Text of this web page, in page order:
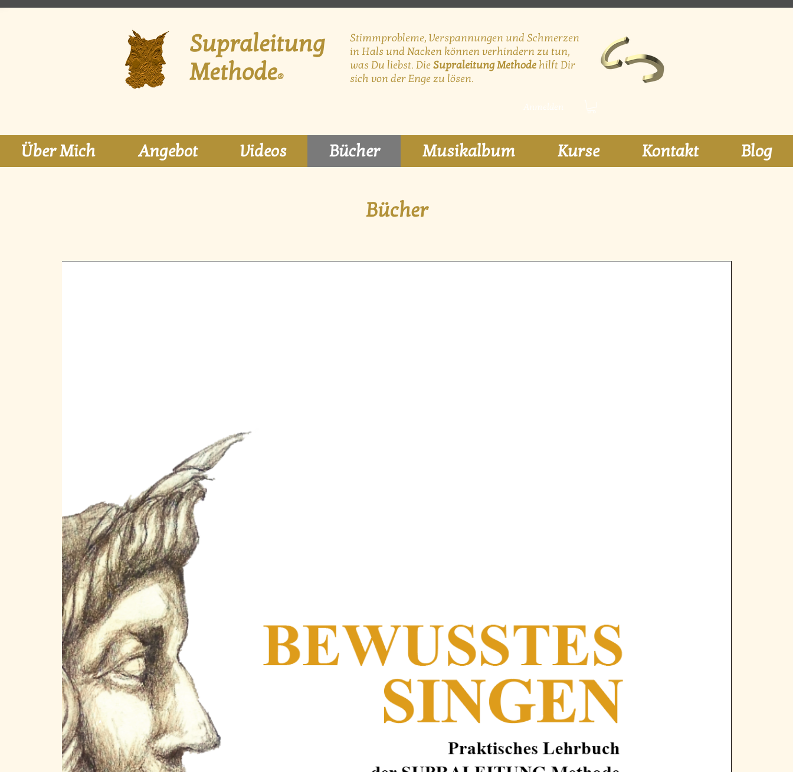
Supraleitung
Methode®
Stimmprobleme, Verspannungen und Schmerzen
in Hals und Nacken können verhindern zu tun,
was Du liebst. DieSupraleitung Methode hilft Dir
sich von der Enge zu lösen.
Über Mich Angebot Videos Bücher Musikalbum Kurse Kontakt Blog
Bücher